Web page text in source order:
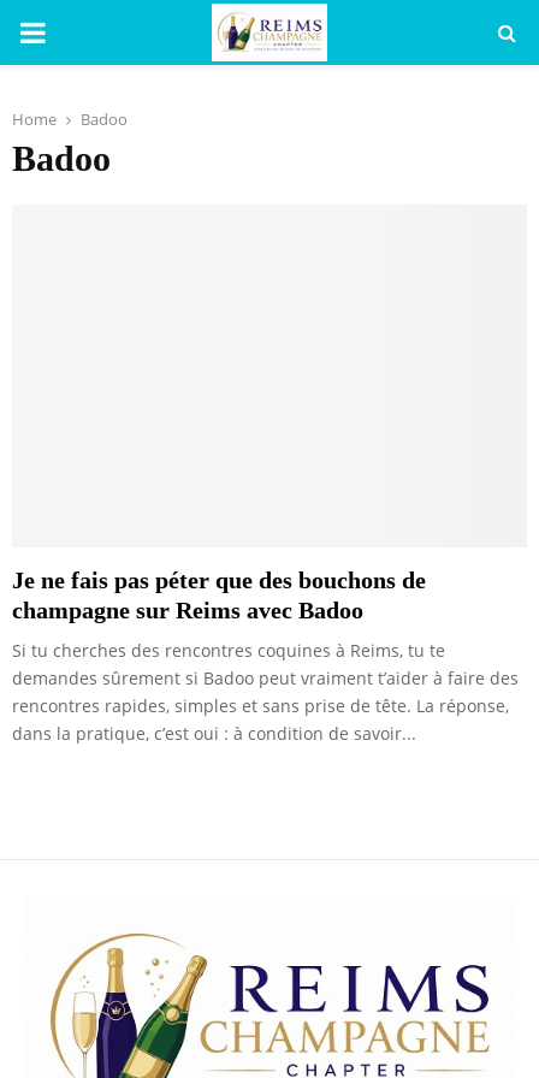
PRIMARY
Home Badoo
Badoo
Je ne fais pas péter que des bouchons de
champagne sur Reims avec Badoo
Si tu cherches des rencontres coquines à Reims, tu te
demandes sûrement si Badoo peut vraiment t’aider à faire des
rencontres rapides, simples et sans prise de tête. La réponse,
dans la pratique, c’est oui : à condition de savoir...